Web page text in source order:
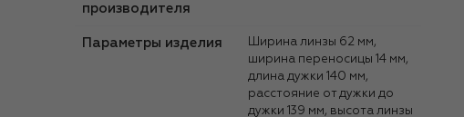
производителя
Параметры изделия
Ширина линзы 62 мм,
ширина переносицы 14 мм,
длина дужки 140 мм,
расстояние от дужки до
дужки 139 мм, высота линзы